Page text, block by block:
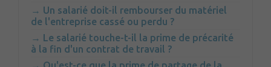
Un salarié doit-il rembourser du matériel
de l'entreprise cassé ou perdu ?
Le salarié touche-t-il la prime de précarité
à la fin d'un contrat de travail ?